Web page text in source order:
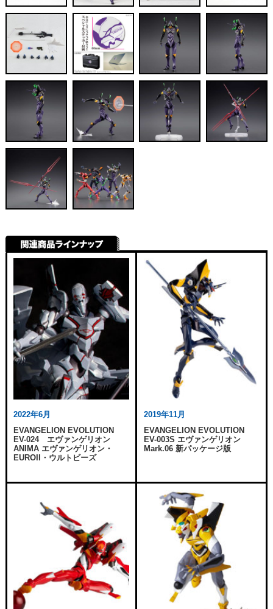
2022年6月
EVANGELION EVOLUTION
EV-024 エヴァンゲリオン
ANIMA エヴァンゲリオン・
EUROII・ウルトビーズ
2019年11月
EVANGELION EVOLUTION
EV-003S エヴァンゲリオン
Mark.06 新パッケージ版